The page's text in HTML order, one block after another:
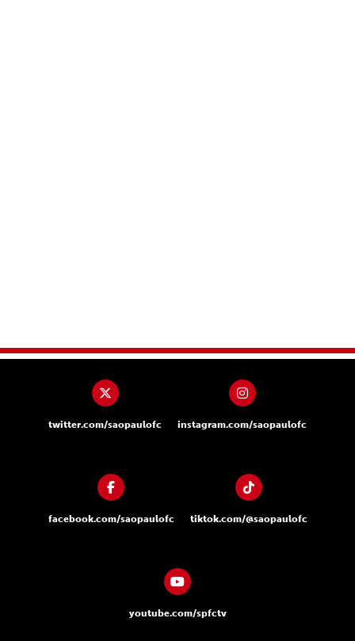
twitter.com/saopaulofc instagram.com/saopaulofc
facebook.com/saopaulofc tiktok.com/@saopaulofc
youtube.com/spfctv